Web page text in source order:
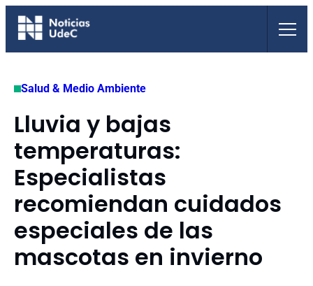
Saltar
Salud & Medio Ambiente
Lluvia y bajas
temperaturas:
Especialistas
recomiendan cuidados
especiales de las
mascotas en invierno